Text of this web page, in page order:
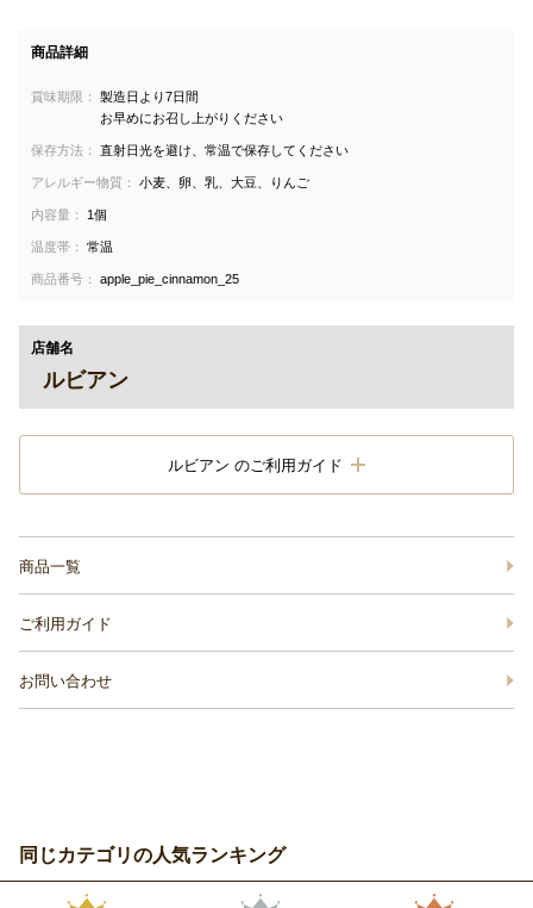
商品詳細
賞味期限：
製造日より7日間
お早めにお召し上がりください
保存方法： 直射日光を避け、常温で保存してください
アレルギー物質： 小麦、卵、乳、大豆、りんご
内容量： 1個
温度帯： 常温
商品番号： apple_pie_cinnamon_25
店舗名
ルビアン
ルビアン のご利用ガイド
商品一覧
ご利用ガイド
お問い合わせ
同じカテゴリの人気ランキング